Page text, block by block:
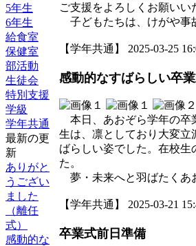
5年生
6年生
給食室
保健室
部活動
生徒会
特別支援
学級
学年共通
最新の更
新
ありがと
うござい
ました
（離任
式）
感動的な
ご支援をよろしくお願いい
子どもたちは、けがや事
【学年共通】 2025-03-25
感動的なすばらしい卒
本日、あおぞら学年の卒
生は、凛としており大変
ばらしい姿でした。在校
た。
夢・未来へと羽ばたくあ
【学年共通】 2025-03-21
卒業式前日準備